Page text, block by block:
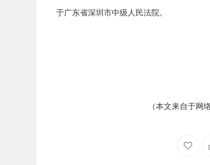
于广东省深圳市中级人民法院。
（本文来自于网